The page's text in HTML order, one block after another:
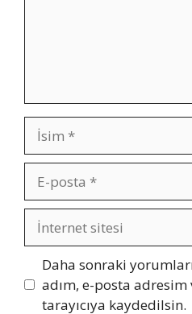
İsim
posta
İnternet
sitesi
Daha sonraki
adım, e-posta
tarayıcıya kaydedilsin.